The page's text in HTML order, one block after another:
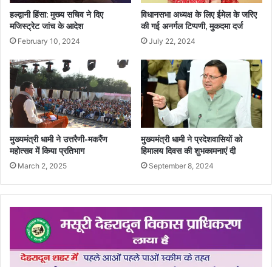
हल्द्वानी हिंसा: मुख्य सचिव ने दिए
मजिस्ट्रेट जांच के आदेश
February 10, 2024
विधानसभा अध्यक्ष के लिए ईमेल के जरिए
की गई अनर्गल टिप्पणी, मुकदमा दर्ज
July 22, 2024
मुख्यमंत्री धामी ने उत्तरैणी-मकरैंण
महोत्सव में किया प्रतिभाग
March 2, 2025
मुख्यमंत्री धामी ने प्रदेशवासियों को
हिमालय दिवस की शुभकामनाएं दी
September 8, 2024